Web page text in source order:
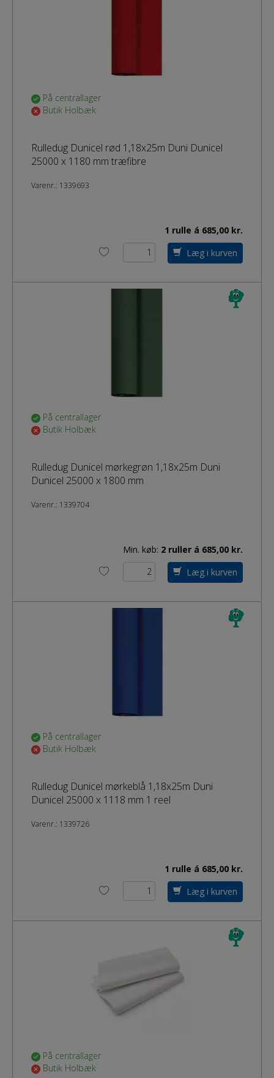
På centrallager
Butik Holbæk
Rulledug Dunicel rød 1,18x25m Duni Dunicel
25000 x 1180 mm træfibre
Varenr.: 1339693
1 rulle á 685,00 kr.
Læg i kurven
På centrallager
Butik Holbæk
Rulledug Dunicel mørkegrøn 1,18x25m Duni
Dunicel 25000 x 1800 mm
Varenr.: 1339704
Min. køb: 2 ruller á 685,00 kr.
Læg i kurven
På centrallager
Butik Holbæk
Rulledug Dunicel mørkeblå 1,18x25m Duni
Dunicel 25000 x 1118 mm 1 reel
Varenr.: 1339726
1 rulle á 685,00 kr.
Læg i kurven
På centrallager
Butik Holbæk